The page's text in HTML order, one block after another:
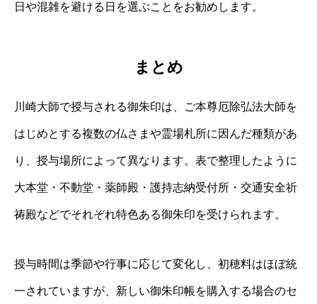
日や混雑を避ける日を選ぶことをお勧めします。
まとめ
川崎大師で授与される御朱印は、ご本尊厄除弘法大師を
はじめとする複数の仏さまや霊場札所に因んだ種類があ
り、授与場所によって異なります。表で整理したように
大本堂・不動堂・薬師殿・護持志納受付所・交通安全祈
祷殿などでそれぞれ特色ある御朱印を受けられます。
授与時間は季節や行事に応じて変化し、初穂料はほぼ統
一されていますが、新しい御朱印帳を購入する場合のセ